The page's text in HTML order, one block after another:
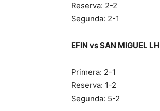
Reserva: 2-2
Segunda: 2-1
EFIN vs SAN MIGUEL LH
Primera: 2-1
Reserva: 1-2
Segunda: 5-2